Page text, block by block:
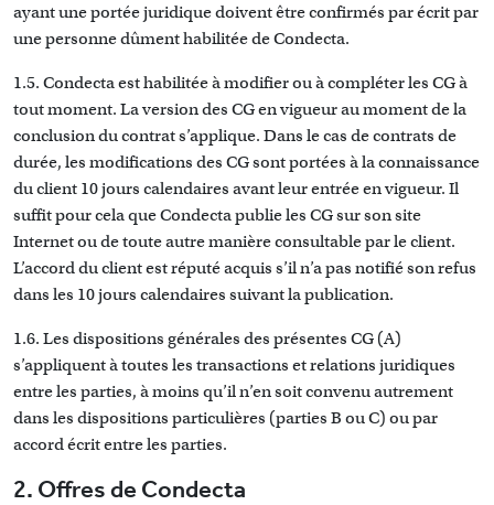
ayant une portée juridique doivent être confirmés par écrit par
une personne dûment habilitée de Condecta.
1.5. Condecta est habilitée à modifier ou à compléter les CG à
tout moment. La version des CG en vigueur au moment de la
conclusion du contrat s’applique. Dans le cas de contrats de
durée, les modifications des CG sont portées à la connaissance
du client 10 jours calendaires avant leur entrée en vigueur. Il
suffit pour cela que Condecta publie les CG sur son site
Internet ou de toute autre manière consultable par le client.
L’accord du client est réputé acquis s’il n’a pas notifié son refus
dans les 10 jours calendaires suivant la publication.
1.6. Les dispositions générales des présentes CG (A)
s’appliquent à toutes les transactions et relations juridiques
entre les parties, à moins qu’il n’en soit convenu autrement
dans les dispositions particulières (parties B ou C) ou par
accord écrit entre les parties.
2. Offres de Condecta